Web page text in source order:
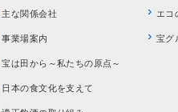
主な関係会社
事業場案内
宝は田から～私たちの原点～
日本の食文化を支えて
エコ
宝グ